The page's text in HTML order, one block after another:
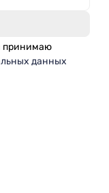
принимаю
данных